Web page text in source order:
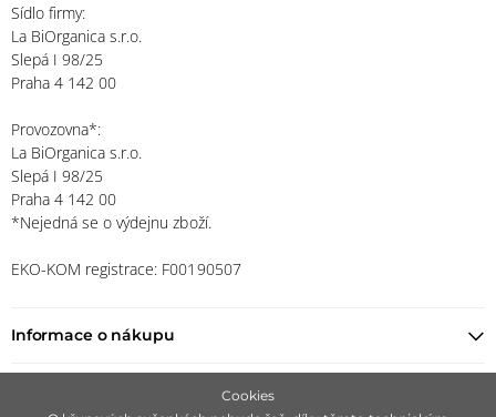
Sídlo firmy:
La BiOrganica s.r.o.
Slepá I 98/25
Praha 4 142 00
Provozovna*:
La BiOrganica s.r.o.
Slepá I 98/25
Praha 4 142 00
*Nejedná se o výdejnu zboží.
EKO-KOM registrace: F00190507
Informace o nákupu
Cookies